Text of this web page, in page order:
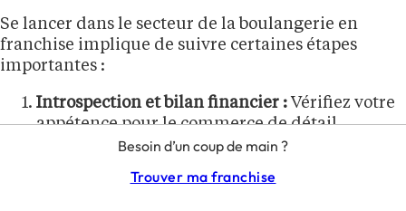
Besoin d’un coup de main ?
Trouver ma franchise
Se lancer dans le secteur de la boulangerie en
franchise implique de suivre certaines étapes
importantes :
Introspection et bilan financier : Vérifiez votre
appétence pour le commerce de détail
(horaires matinaux, travail le week-end…) et
personnel représente en général environ